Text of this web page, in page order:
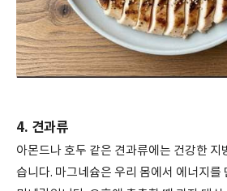
4. 견과류
아몬드나 호두 같은 견과류에는 건강한 지
습니다. 마그네슘은 우리 몸에서 에너지를